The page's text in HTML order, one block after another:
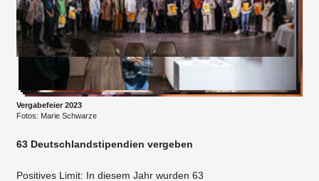
Vergabefeier 2023
Fotos: Marie Schwarze
63 Deutschlandstipendien vergeben
Positives Limit: In diesem Jahr wurden 63